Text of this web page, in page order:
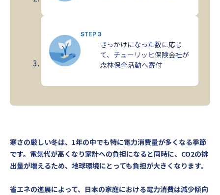
STEP 3
きっかけになった数に応じ
て、チューリッヒ保険会社が
森林保全活動へ寄付
寒さの厳しい冬は、1年の中でも特に電力消費量が多くなる季節
です。電気代が高くなり家計への負担になると同時に、CO2の排
出量が増えるため、地球環境にとっても負担が大きくなります。
省エネの進展によって、日本の家庭における電力消費は減少傾向